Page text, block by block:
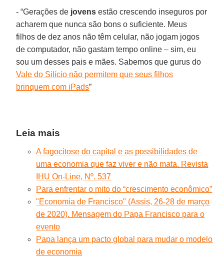
- “Gerações de jovens estão crescendo inseguros por
acharem que nunca são bons o suficiente. Meus
filhos de dez anos não têm celular, não jogam jogos
de computador, não gastam tempo online – sim, eu
sou um desses pais e mães. Sabemos que gurus do
Vale do Silício não permitem que seus filhos
brinquem com iPads”
Leia mais
A fagocitose do capital e as possibilidades de
uma economia que faz viver e não mata. Revista
IHU On-Line, Nº. 537
Para enfrentar o mito do “crescimento econômico”
"Economia de Francisco" (Assis, 26-28 de março
de 2020). Mensagem do Papa Francisco para o
evento
Papa lança um pacto global para mudar o modelo
de economia